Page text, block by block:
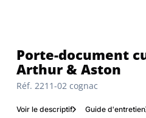
Réf. 2211-02 cognac
Porte-document cuir cognac
Arthur & Aston
Voir le descriptif Guide d'entretien